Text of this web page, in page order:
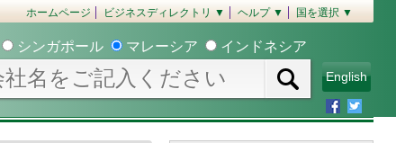
ホームページ ビジネスディレクトリ ▼ ヘルプ ▼ 国を選択 ▼
シンガポール マレーシア インドネシア
English